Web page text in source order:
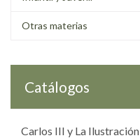
Otras materias
Catálogos
Carlos III y La Ilustración